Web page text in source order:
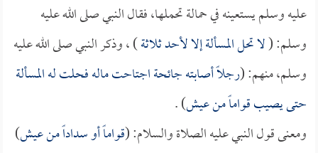
عليه وسلم يستعينه في حمالة تحملها، فقال النبي صلى الله عليه
وسلم: (لا تحل المسألة إلا لأحد ثلاثة) ، وذكر النبي صلى الله عليه
وسلم، منهم: (رجلاً أصابته جائحة اجتاحت ماله فحلت له المسألة
حتى يصيب قواماً من عيش) .
ومعنى قول النبي عليه الصلاة والسلام: (قواماً أو سداداً من عيش)